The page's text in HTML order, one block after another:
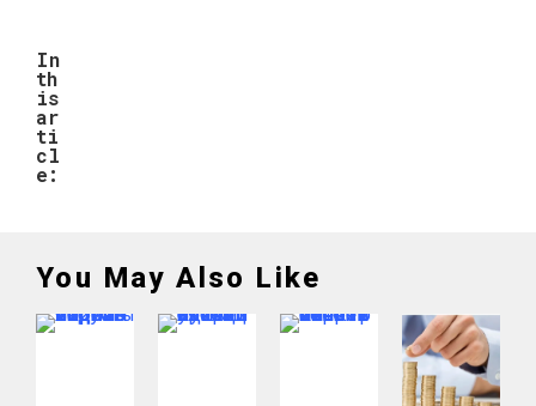
In
th
is
ar
ti
cl
e:
You May Also Like